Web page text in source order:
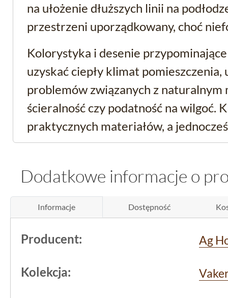
na ułożenie dłuższych linii na
przestrzeni uporządkowany, choć
Kolorystyka i desenie
uzyskać ciepły klimat pomieszczenia,
problemów związanych z naturalnym
ścieralność czy podatność na wilgoć.
praktycznych materiałów, a
drewna, znajdą tu ciekawą
Techniczne cechy i
Vaker Marrone STR
gres rektyfikowany
, co oznacza, że
proste. Dzięki temu jest możliwe
precyzyjnego i równego
Dodatkowe informacje o
Informacje Dostępność
Producent: Ag
Kolekcja: